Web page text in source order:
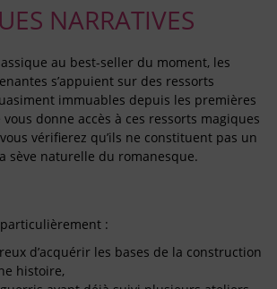
NARRATIVES
au best-seller du moment, les
s’appuient sur des ressorts
immuables depuis les premières
donne accès à ces ressorts magiques
vérifierez qu’ils ne constituent pas un
sève naturelle du romanesque.
particulièrement :
d’acquérir les bases de la construction
histoire,